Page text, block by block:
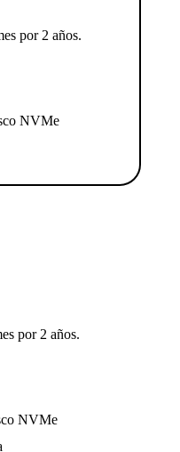
por 2 años.
NVMe
por 2 años.
NVMe